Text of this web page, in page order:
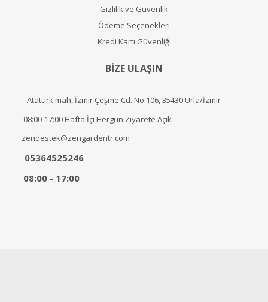
Gizlilik ve Güvenlik
Ödeme Seçenekleri
Kredi Kartı Güvenliği
BİZE ULAŞIN
Atatürk mah, İzmir Çeşme Cd. No:106, 35430 Urla/İzmir
08:00-17:00 Hafta İçi Hergün Ziyarete Açık
zendestek@zengardentr.com
05364525246
08:00 - 17:00